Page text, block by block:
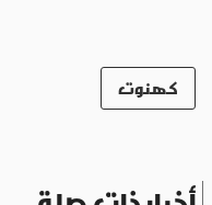
كهنوت